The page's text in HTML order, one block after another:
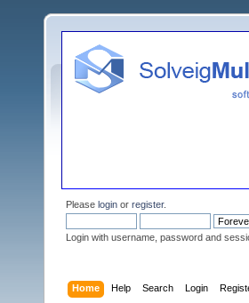
Please login or register.
Login with username, password and
Home Help Search Login